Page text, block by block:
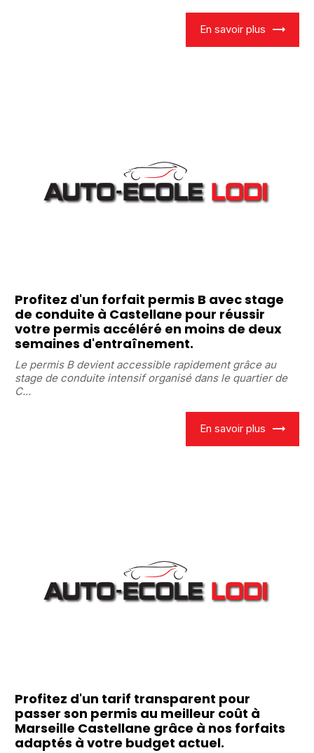
En savoir plus
Profitez d'un forfait permis B avec stage
de conduite à Castellane pour réussir
votre permis accéléré en moins de deux
semaines d'entraînement.
Le permis B devient accessible rapidement grâce au
stage de conduite intensif organisé dans le quartier de
C...
En savoir plus
Profitez d'un tarif transparent pour
passer son permis au meilleur coût à
Marseille Castellane grâce à nos forfaits
adaptés à votre budget actuel.